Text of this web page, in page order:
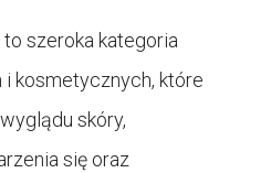
szeroka kategoria
kosmetycznych, które
skóry,
się oraz